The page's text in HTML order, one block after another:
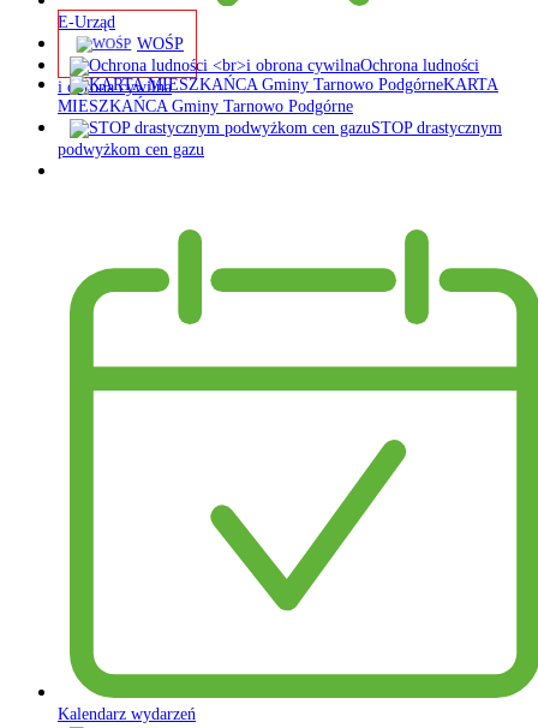
E-Urząd
WOŚP
Ochrona ludności
i obrona cywilna
KARTA
MIESZKAŃCA Gminy Tarnowo Podgórne
STOP drastycznym
podwyżkom cen gazu
Kalendarz wydarzeń